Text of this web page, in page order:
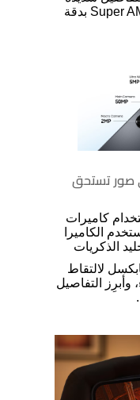
Super بدقة
صور تستحق
كاميرات
الكاميرا
بدقة 13 ميجابكسل لالتقاط
وأبرِز التفاصيل
.